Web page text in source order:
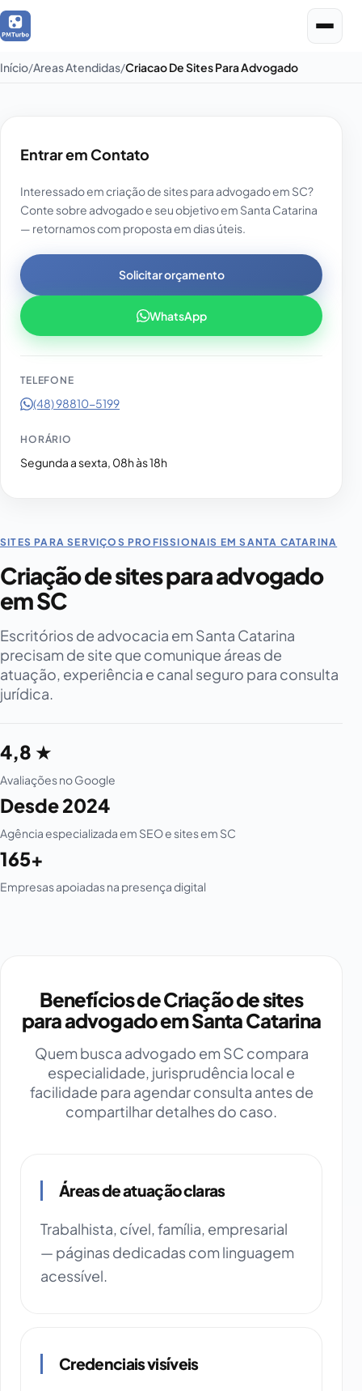
Início Areas Atendidas Criacao De Sites Para Advogado
SITES PARA SERVIÇOS PROFISSIONAIS EM SANTA CATARINA
Criação de sites para advogado
em SC
Escritórios de advocacia em Santa Catarina
precisam de site que comunique áreas de
atuação, experiência e canal seguro para consulta
jurídica.
4,8 ★
Avaliações no Google
Desde 2024
Agência especializada em SEO e sites em SC
165+
Empresas apoiadas na presença digital
Benefícios de Criação de sites
para advogado em Santa Catarina
Quem busca advogado em SC compara
especialidade, jurisprudência local e
facilidade para agendar consulta antes de
compartilhar detalhes do caso.
Áreas de atuação claras
Trabalhista, cível, família, empresarial
— páginas dedicadas com linguagem
acessível.
Credenciais visíveis
Entrar em Contato
Interessado em criação de sites para advogado em SC?
Conte sobre advogado e seu objetivo em Santa Catarina
— retornamos com proposta em dias úteis.
Solicitar orçamento
WhatsApp
TELEFONE
(48) 98810-5199
HORÁRIO
Segunda a sexta, 08h às 18h